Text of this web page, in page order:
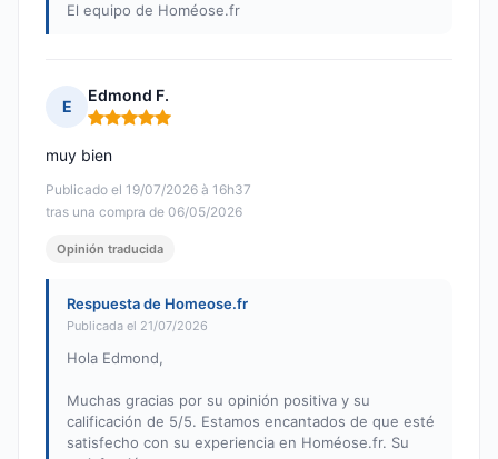
El equipo de Homéose.fr
E
Edmond F.
Nota: 5 de 5
Publicado el 19/07/2026 à 16h37
tras una compra de 06/05/2026
muy bien
Opinión traducida
Respuesta de Homeose.fr
Publicada el 21/07/2026
Hola Edmond,
Muchas gracias por su opinión positiva y su
calificación de 5/5. Estamos encantados de que esté
satisfecho con su experiencia en Homéose.fr. Su